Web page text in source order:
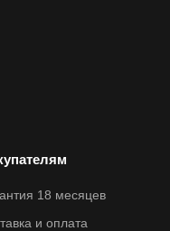
18 месяцев
и оплата